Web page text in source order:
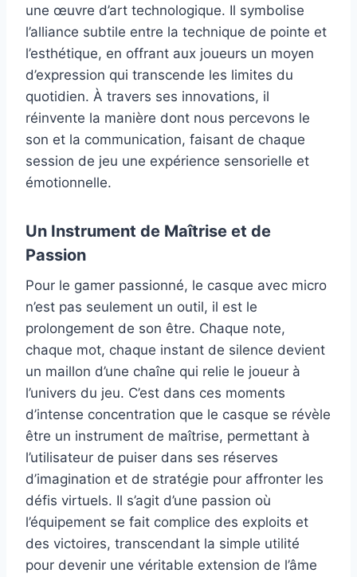
une œuvre d’art technologique. Il symbolise
l’alliance subtile entre la technique de pointe et
l’esthétique, en offrant aux joueurs un moyen
d’expression qui transcende les limites du
quotidien. À travers ses innovations, il
réinvente la manière dont nous percevons le
son et la communication, faisant de chaque
session de jeu une expérience sensorielle et
émotionnelle.
Un Instrument de Maîtrise et de
Passion
Pour le gamer passionné, le casque avec micro
n’est pas seulement un outil, il est le
prolongement de son être. Chaque note,
chaque mot, chaque instant de silence devient
un maillon d’une chaîne qui relie le joueur à
l’univers du jeu. C’est dans ces moments
d’intense concentration que le casque se révèle
être un instrument de maîtrise, permettant à
l’utilisateur de puiser dans ses réserves
d’imagination et de stratégie pour affronter les
défis virtuels. Il s’agit d’une passion où
l’équipement se fait complice des exploits et
des victoires, transcendant la simple utilité
pour devenir une véritable extension de l’âme